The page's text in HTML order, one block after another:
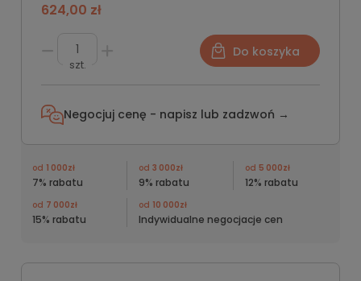
624,00 zł
szt.
Do koszyka
Negocjuj cenę - napisz lub zadzwoń →
od 1 000zł
7% rabatu
od 3 000zł
9% rabatu
od 5 000zł
12% rabatu
od 7 000zł
15% rabatu
od 10 000zł
Indywidualne negocjacje cen